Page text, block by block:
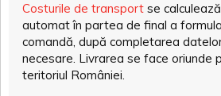
Costurile de transport se calculează
automat în partea de final a
comandă, după completarea
necesare. Livrarea se face oriunde
teritoriul României.